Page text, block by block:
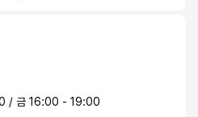
/ 금 16:00 - 19:00